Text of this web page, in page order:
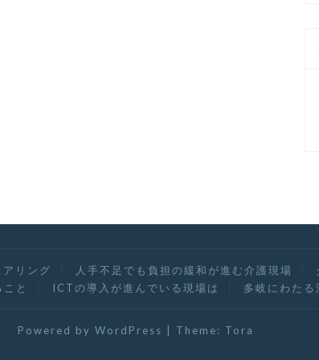
リング 人手不足でも負担の緩和が進む介護現場
と
ICTの導入が進んでいる現場は 多岐にわたる
Powered by WordPress Theme: Tora